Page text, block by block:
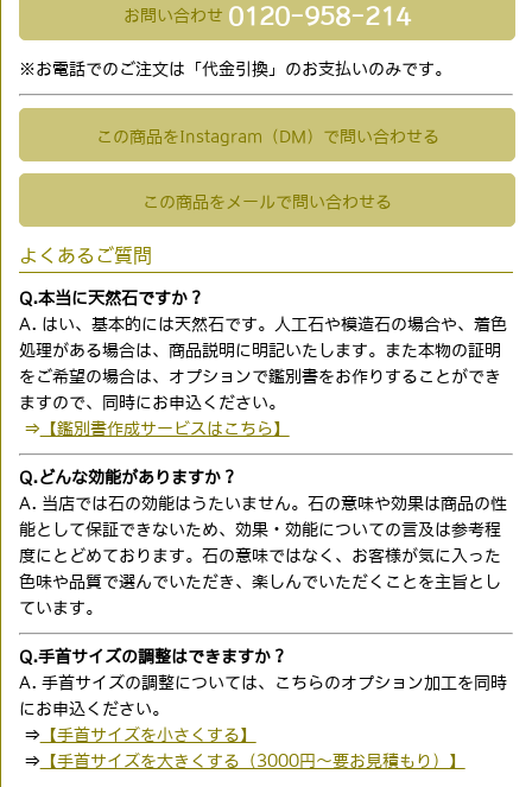
お問い合わせ 0120-958-214
※お電話でのご注文は「代金引換」のお支払いのみです。
この商品をInstagram（DM）で問い合わせる
この商品をメールで問い合わせる
よくあるご質問
Q.本当に天然石ですか？
A. はい、基本的には天然石です。人工石や模造石の場合や、着色
処理がある場合は、商品説明に明記いたします。また本物の証明
をご希望の場合は、オプションで鑑別書をお作りすることができ
ますので、同時にお申込ください。
⇒ 【鑑別書作成サービスはこちら】
Q.どんな効能がありますか？
A. 当店では石の効能はうたいません。石の意味や効果は商品の性
能として保証できないため、効果・効能についての言及は参考程
度にとどめております。石の意味ではなく、お客様が気に入った
色味や品質で選んでいただき、楽しんでいただくことを主旨とし
ています。
Q.手首サイズの調整はできますか？
A. 手首サイズの調整については、こちらのオプション加工を同時
にお申込ください。
⇒ 【手首サイズを小さくする】
⇒ 【手首サイズを大きくする（3000円〜要お見積もり）】